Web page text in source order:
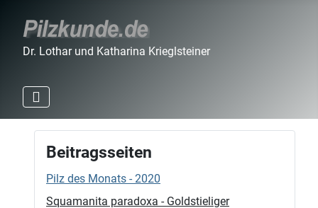
Dr. Lothar und Katharina Krieglsteiner
Beitragsseiten
Pilz des Monats - 2020
Squamanita paradoxa - Goldstieliger